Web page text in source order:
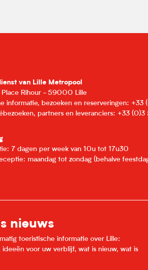
van Lille Metropool
Place Rihour - 59000 Lille
informatie, bezoeken en reserveringen:
partners en leveranciers: +33
7 dagen per week van 10u tot 17u30
maandag tot zondag (behalve
nieuws
toeristische informatie over Lille:
ideeën voor uw verblijf, wat is nieuw, wat is